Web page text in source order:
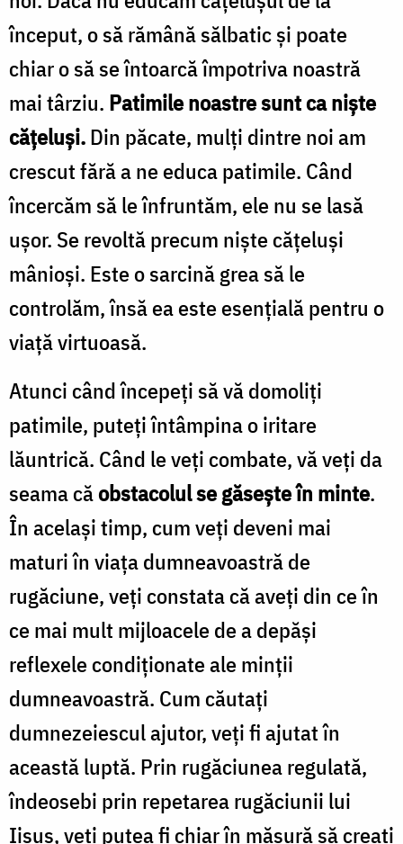
început, o să rămână sălbatic şi poate
chiar o să se întoarcă împotriva noastră
mai târziu. Patimile noastre sunt ca nişte
căţeluşi.Din păcate, mulţi dintre noi am
crescut fără a ne educa patimile. Când
încercăm să le înfruntăm, ele nu se lasă
uşor. Se revoltă precum nişte căţeluşi
mânioşi. Este o sarcină grea să le
controlăm, însă ea este esenţială pentru o
viaţă virtuoasă.
Atunci când începeţi să vă domoliţi
patimile, puteţi întâmpina o iritare
lăuntrică. Când le veţi combate, vă veţi da
seama căobstacolul se găseşte în minte.
În acelaşi timp, cum veţi deveni mai
maturi în viaţa dumneavoastră de
rugăciune, veţi constata că aveţi din ce în
ce mai mult mijloacele de a depăşi
reflexele condiţionate ale minţii
dumneavoastră. Cum căutaţi
dumnezeiescul ajutor, veţi fi ajutat în
această luptă. Prin rugăciunea regulată,
îndeosebi prin repetarea rugăciunii lui
Iisus, veţi putea fi chiar în măsură să creaţi